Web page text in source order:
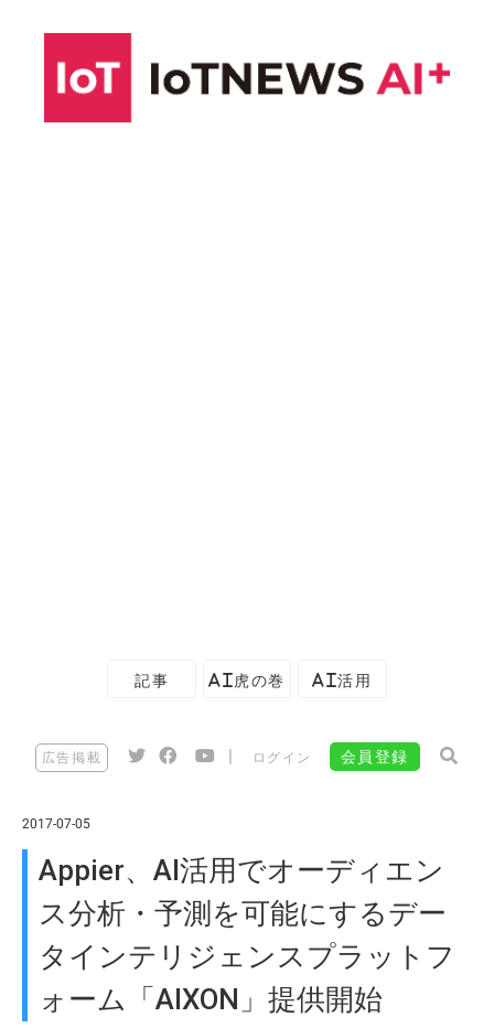
記事 AI虎の巻 AI活用
広告掲載 ログイン 会員登録
2017-07-05
Appier、AI活用でオーディエン
ス分析・予測を可能にするデー
タインテリジェンスプラットフ
ォーム「AIXON」提供開始